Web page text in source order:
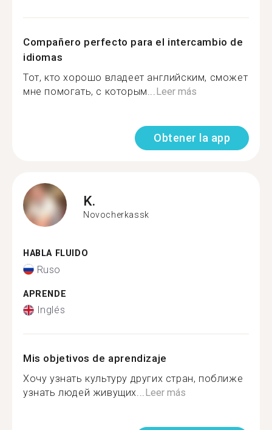
Compañero perfecto para el intercambio de
idiomas
Тот, кто хорошо владеет английским, сможет
мне помогать, с которым...Leer más
Obtener la app
K.
Novocherkassk
HABLA FLUIDO
Ruso
APRENDE
Inglés
Mis objetivos de aprendizaje
Хочу узнать культуру других стран, поближе
узнать людей живущих...Leer más